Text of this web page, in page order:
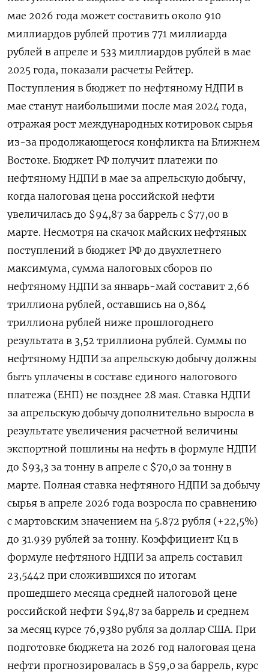
мае 2026 года может составить около 910
миллиардов ‌рублей против 771 миллиарда
рублей в апреле и 533 миллиардов рублей в мае
2025 года, показали расчеты Рейтер.
Поступления в бюджет по нефтяному НДПИ в
мае станут наибольшими после мая 2024 ​года,
отражая рост международных котировок сырья ​
из-за продолжающегося конфликта на ​Ближнем
Востоке. Бюджет РФ ⁠получит платежи по
нефтяному НДПИ в мае за апрельскую добычу,
‌когда налоговая цена российской нефти
увеличилась до $94,87 ‌за баррель с $77,00 в
марте. Несмотря на скачок майских нефтяных
поступлений в бюджет РФ до двухлетнего ​
максимума, сумма налоговых сборов по
нефтяному НДПИ за январь-май составит 2,66
триллиона рублей, оставшись ‌на 0,864
триллиона рублей ниже прошлогоднего
результата в 3,52 триллиона рублей. Суммы по
нефтяному НДПИ ​за апрельскую добычу должны
быть уплачены в составе единого налогового
платежа (ЕНП) не позднее 28 ‌мая. Ставка НДПИ
за апрельскую добычу дополнительно выросла в
результате увеличения расчетной величины
экспортной пошлины на нефть в формуле НДПИ
до $93,3 за тонну в апреле ​с $70,0 за тонну в
марте. Полная ​ставка нефтяного НДПИ за ‌добычу
сырья в апреле 2026 года возросла по сравнению
с мартовским значением на 5.872 ​рубля (+22,5%)
до 31.939 рублей за тонну. Коэффициент Кц в
формуле нефтяного НДПИ за апрель составил
23,5442 при сложившихся по итогам
прошедшего месяца средней налоговой цене
российской нефти $94,87 за баррель и среднем
за месяц курсе 76,9380 рубля за доллар США. При
подготовке бюджета на 2026 год налоговая цена
нефти прогнозировалась в $59,0 за баррель, курс